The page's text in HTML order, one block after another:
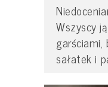
Wszyscy
garściami,
sałatek i